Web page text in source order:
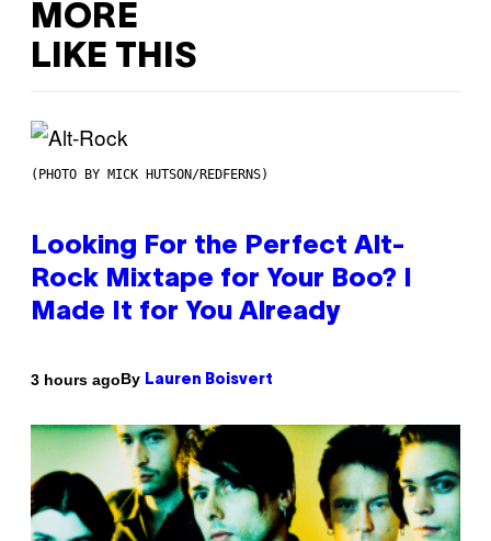
MORE
LIKE THIS
(PHOTO BY MICK HUTSON/REDFERNS)
Looking For the Perfect Alt-
Rock Mixtape for Your Boo? I
Made It for You Already
3 hours agoBy Lauren Boisvert